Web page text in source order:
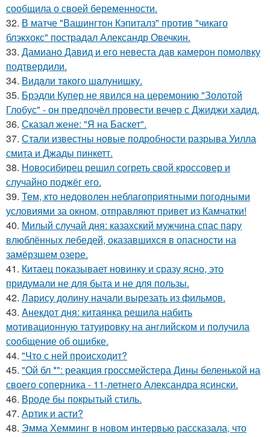
сообщила о своей беременности.
32. В матче "Вашингтон Кэпиталз" против "чикаго
блэкхокс" пострадал Александр Овечкин.
33. Дамиано Давид и его невеста дав камерон помолвку
подтвердили.
34. Видaли тaкого шaлунишку.
35. Брэдли Купер не явился на церемонию "Золотой
Глобус" - он предпочёл провести вечер с Джиджи хадид.
36. Сказал жене: "Я на Баскет".
37. Стали известны новые подробности разрыва Уилла
смита и Джады пинкетт.
38. Новосибирец решил согреть свой кроссовер и
случайно поджёг его.
39. Тем, кто недоволен неблагоприятными погодными
условиями за окном, отправляют привет из Камчатки!
40. Милый случай дня: казахский мужчина спас пару
влюблённых лебедей, оказавшихся в опасности на
замёрзшем озере.
41. Китаец показывает новинку и сразу ясно, это
придумали не для быта и не для пользы.
42. Ларису долину начали вырезать из фильмов.
43. Aнекдот дня: китаянка решила набить
мотивационную татуировку на английском и получила
сообщение об ошибке.
44. "Что с ней происходит?
45. "Ой бл *": реакция гроссмейстера Дины беленькой на
своего соперника - 11-летнего Александра ясински.
46. Вроде бы покрытый стиль.
47. Артик и асти?
48. Эмма Хемминг в новом интервью рассказала, что